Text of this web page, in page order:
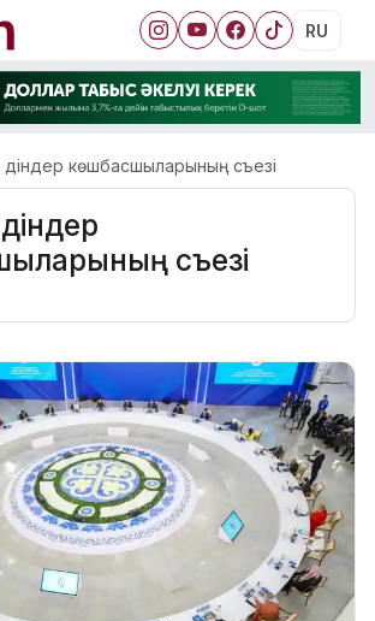
RU
діндер көшбасшыларының съезі
съезі